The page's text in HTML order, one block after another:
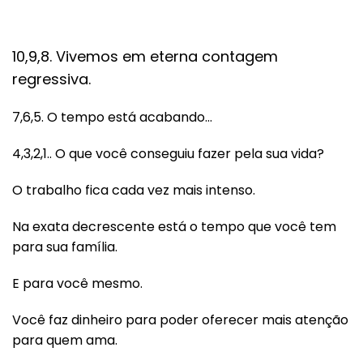
10,9,8. Vivemos em eterna contagem
regressiva.
7,6,5. O tempo está acabando…
4,3,2,1.. O que você conseguiu fazer pela sua vida?
O trabalho fica cada vez mais intenso.
Na exata decrescente está o tempo que você tem
para sua família.
E para você mesmo.
Você faz dinheiro para poder oferecer mais atenção
para quem ama.